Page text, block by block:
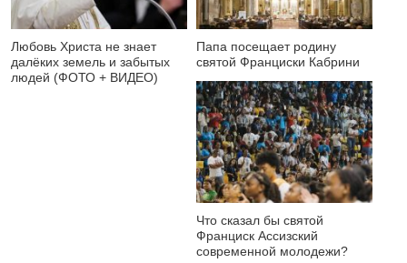
Любовь Христа не знает
далёких земель и забытых
людей (ФОТО + ВИДЕО)
Папа посещает родину
святой Франциски Кабрини
Что сказал бы святой
Франциск Ассизский
современной молодежи?